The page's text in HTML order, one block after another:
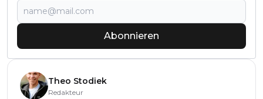
Abonnieren
Theo Stodiek
Redakteur